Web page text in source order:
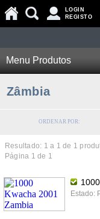
LOGIN
REGISTO
Menu Produtos
Zâmbia
ORDENAR POR:
Resultado: 1 a 1 de 1
Página 1 de 1
Estado: